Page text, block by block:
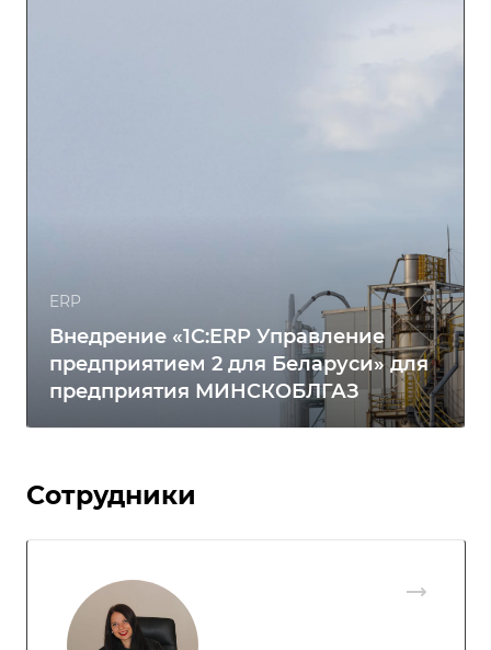
ERP
Внедрение «1С:ERP Управление
предприятием 2 для Беларуси» для
предприятия МИНСКОБЛГАЗ
Сотрудники